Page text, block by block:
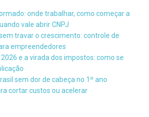
onde trabalhar, como começar a
vale abrir CNPJ
travar o crescimento: controle de
empreendedores
e a virada dos impostos: como se
sem dor de cabeça no 1º ano
cortar custos ou acelerar